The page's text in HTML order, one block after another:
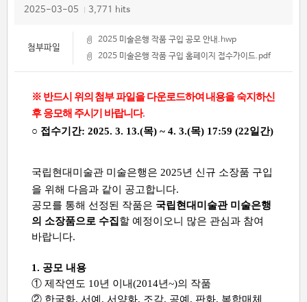
2025-03-05 3,771 hits
첨부파일
2025 미술은행 작품 구입 공모 안내.hwp
2025 미술은행 작품 구입 홈페이지 접수가이드.pdf
※ 반드시 위의 첨부 파일을 다운로드하여 내용을 숙지하신
후 응모해 주시기 바랍니다.
○ 접수기간: 2025. 3. 13.(목) ~ 4. 3.(목) 17:59 (22일간)
국립현대미술관 미술은행은 2025년 신규 소장품 구입
을 위해 다음과 같이 공고합니다.
공모를 통해 선정된 작품은 국립현대미술관 미술은행
의 소장품으로 수집할 예정이오니 많은 관심과 참여
바랍니다.
1. 공모 내용
① 제작연도 10년 이내(2014년~)의 작품
② 한국화, 서예 , 서양화, 조각, 공예 , 판화, 복합매체